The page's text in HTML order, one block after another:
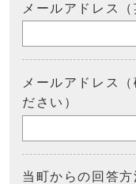
メールアドレス（
メールアドレス
ださい）
当町からの回答方